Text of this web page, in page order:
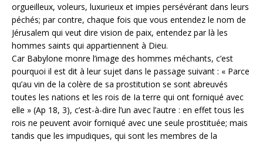
orgueilleux, voleurs, luxurieux et impies persévérant dans leurs
péchés; par contre, chaque fois que vous entendez le nom de
Jérusalem qui veut dire vision de paix, entendez par là les
hommes saints qui appartiennent à Dieu.
Car Babylone monre l’image des hommes méchants, c’est
pourquoi il est dit à leur sujet dans le passage suivant : « Parce
qu’au vin de la colère de sa prostitution se sont abreuvés
toutes les nations et les rois de Ia terre qui ont forniqué avec
elle » (Ap 18, 3), c’est-à-dire l’un avec l’autre : en effet tous les
rois ne peuvent avoir forniqué avec une seule prostituée; mais
tandis que les impudiques, qui sont les membres de la